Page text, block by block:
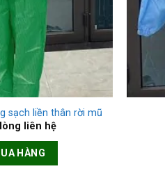
sạch liền thân rời mũ
liên hệ
HÀNG
+